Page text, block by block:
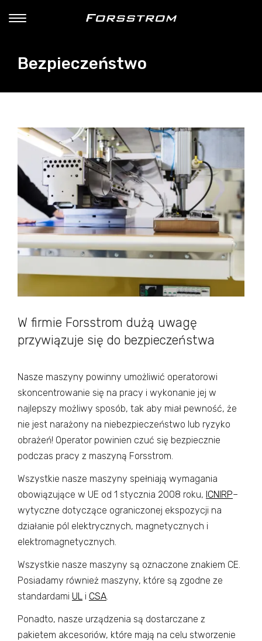
Bezpieczeństwo
W firmie Forsstrom dużą uwagę
przywiązuje się do bezpieczeństwa
Nasze maszyny powinny umożliwić operatorowi
skoncentrowanie się na pracy i wykonanie jej w
najlepszy możliwy sposób, tak aby miał pewność, że
nie jest narażony na niebezpieczeństwo lub ryzyko
obrażeń! Operator powinien czuć się bezpiecznie
podczas pracy z maszyną Forsstrom.
Wszystkie nasze maszyny spełniają wymagania
obowiązujące w UE od 1 stycznia 2008 roku, ICNIRP–
wytyczne dotyczące ograniczonej ekspozycji na
działanie pól elektrycznych, magnetycznych i
elektromagnetycznych.
Wszystkie nasze maszyny są oznaczone znakiem CE.
Posiadamy również maszyny, które są zgodne ze
standardami UL i CSA.
Ponadto, nasze urządzenia są dostarczane z
pakietem akcesoriów, które mają na celu stworzenie